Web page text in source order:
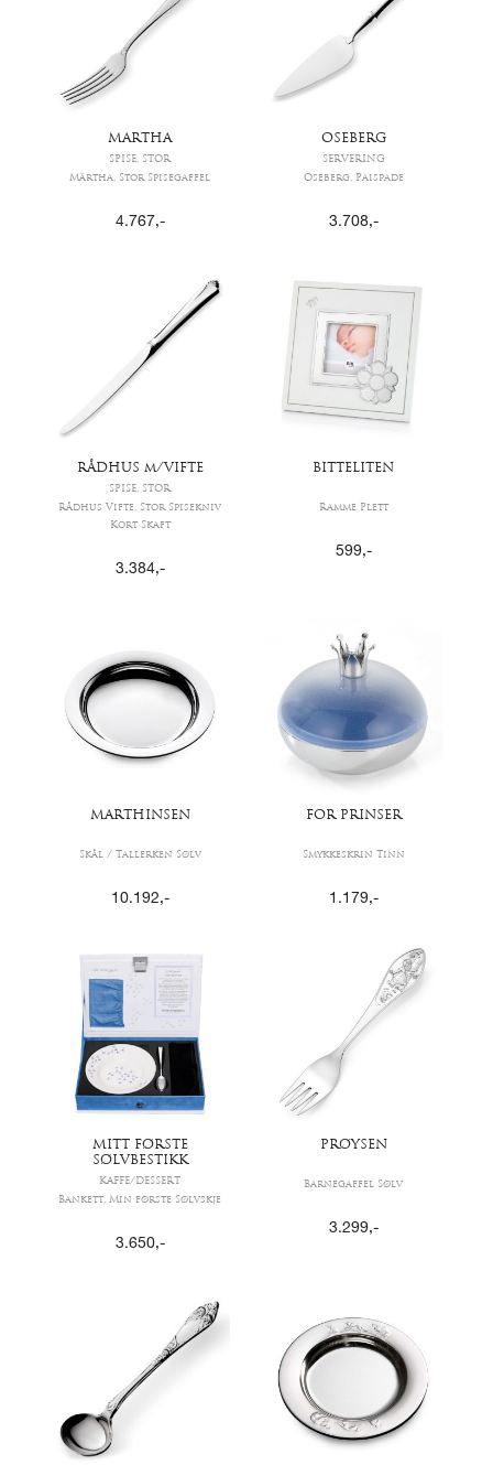
MARTHA
SPISE, STOR
Märtha, Stor Spisegaffel
4.767 ,-
OSEBERG
SERVERING
Oseberg, Paispade
3.708,-
RÅDHUS m/VIFTE
SPISE, STOR
Rådhus Vifte, Stor Spisekniv
Kort Skaft
3.384,-
BITTELITEN
Ramme Plett
599,-
MARTHINSEN
Skål / Tallerken Sølv
10.192,-
FOR PRINSER
Smykkeskrin Tinn
1.179,-
MITT FØRSTE
SØLVBESTIKK
KAFFE/DESSERT
Bankett, Min første Sølvskje
3.650,-
PRØYSEN
Barnegaffel Sølv
3.299,-